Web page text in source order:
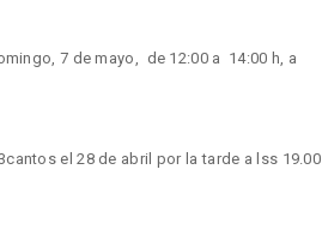
7 de mayo, de 12:00 a 14:00 h, a
el 28 de abril por la tarde a lss 19.00